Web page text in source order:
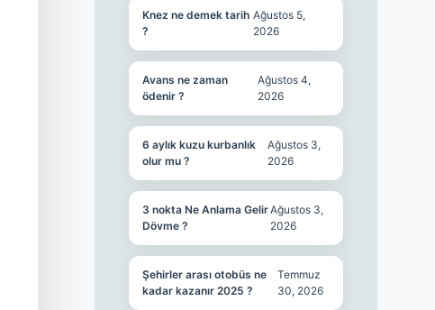
Knez ne demek tarih
?
Ağustos 5,
2026
Avans ne zaman
ödenir ?
Ağustos 4,
2026
6 aylık kuzu kurbanlık
olur mu ?
Ağustos 3,
2026
3 nokta Ne Anlama Gelir
Dövme ?
Ağustos 3,
2026
Şehirler arası otobüs ne
kadar kazanır 2025 ?
Temmuz
30, 2026